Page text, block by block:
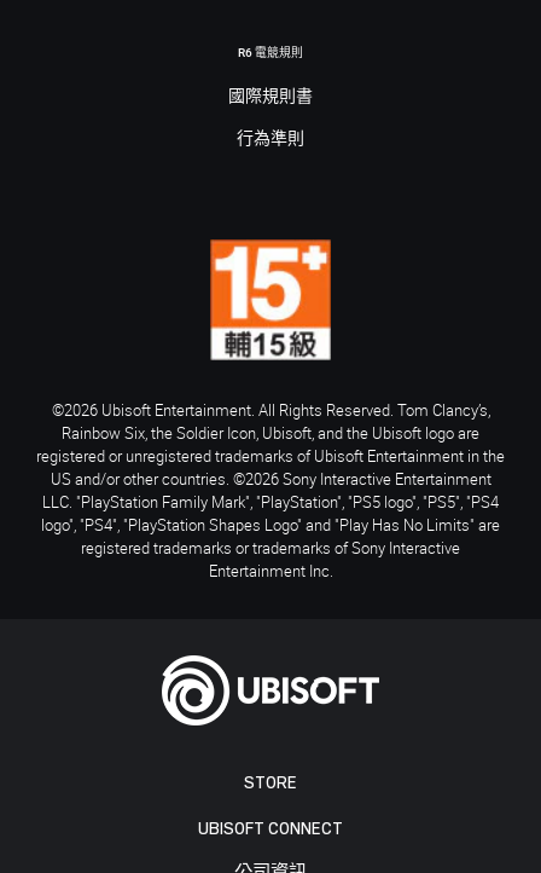
STORE
UBISOFT CONNECT
R6 電競規則
國際規則書
行為準則
©2026 Ubisoft Entertainment. All Rights Reserved. Tom Clancy’s,
Rainbow Six, the Soldier Icon, Ubisoft, and the Ubisoft logo are
registered or unregistered trademarks of Ubisoft Entertainment in the
US and/or other countries. ©2026 Sony Interactive Entertainment
LLC. "PlayStation Family Mark", "PlayStation", "PS5 logo", "PS5", "PS4
logo", "PS4", "PlayStation Shapes Logo" and "Play Has No Limits" are
registered trademarks or trademarks of Sony Interactive
Entertainment Inc.